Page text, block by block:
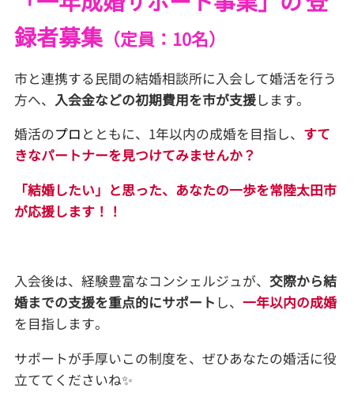
録者募集（定員：10名）
市と連携する民間の結婚相談所に入会して婚活を行う
方へ、 入会金などの初期費用を市が支援します。
婚活のプロ とともに、1年以内の成婚を目指し、 すて
きなパートナーを見つけてみませんか？
「結婚したい」と思った、あなたの一歩を常陸太田市
が応援します！！
入会後は、経験豊富なコンシェルジュが、 交際から結
婚までの支援を重点的にサポート し、 一年以内の成婚
を目指します。
サポートが手厚いこの制度を、ぜひあなたの婚活に役
立ててくださいね✨